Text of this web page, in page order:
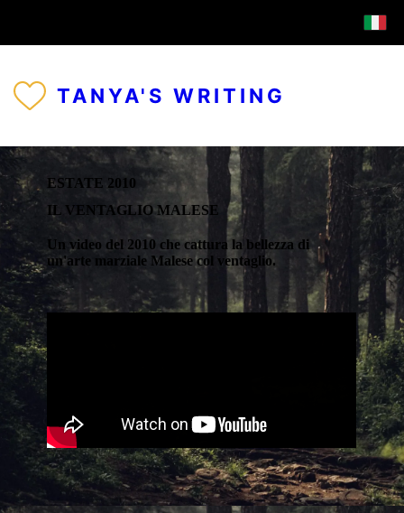
TANYA'S WRITING
ESTATE 2010
IL VENTAGLIO MALESE
Un video del 2010 che cattura la bellezza di
un'arte marziale Malese col ventaglio.